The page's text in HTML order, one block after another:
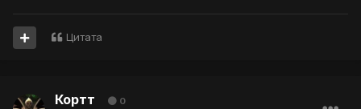
Цитата
Кортт 0